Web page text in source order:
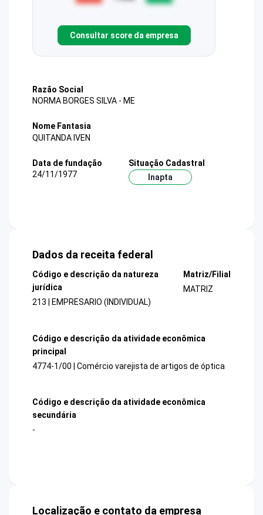
Consultar score da empresa
Razão Social
NORMA BORGES SILVA - ME
Nome Fantasia
QUITANDA IVEN
Data de fundação
24/11/1977
Situação Cadastral
Inapta
Dados da receita federal
Código e descrição da natureza
jurídica
213 | EMPRESARIO (INDIVIDUAL)
Matriz/Filial
MATRIZ
Código e descrição da atividade econômica
principal
4774-1/00 | Comércio varejista de artigos de óptica
Código e descrição da atividade econômica
secundária
-
Localização e contato da empresa